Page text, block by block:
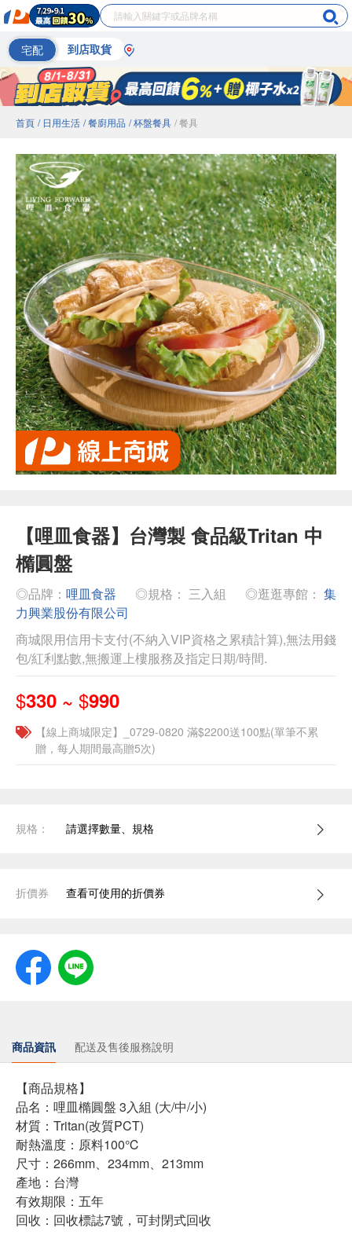
宅配 到店取貨
首頁 / 日用生活 / 餐廚用品 / 杯盤餐具 / 餐具
【哩皿食器】台灣製 食品級Tritan 中
橢圓盤
◎品牌： 哩皿食器 ◎規格： 三入組 ◎逛逛專館： 集
力興業股份有限公司
商城限用信用卡支付(不納入VIP資格之累積計算),無法用錢
包/紅利點數,無搬運上樓服務及指定日期/時間.
$330 ~ $990
【線上商城限定】_0729-0820 滿$2200送100點(單筆不累
贈，每人期間最高贈5次)
規格： 請選擇數量、規格
折價券 查看可使用的折價券
商品資訊 配送及售後服務說明
【商品規格】
品名：哩皿橢圓盤 3入組 (大/中/小)
材質：Tritan(改質PCT)
耐熱溫度：原料100℃
尺寸：266mm、234mm、213mm
產地：台灣
有效期限：五年
回收：回收標誌7號，可封閉式回收